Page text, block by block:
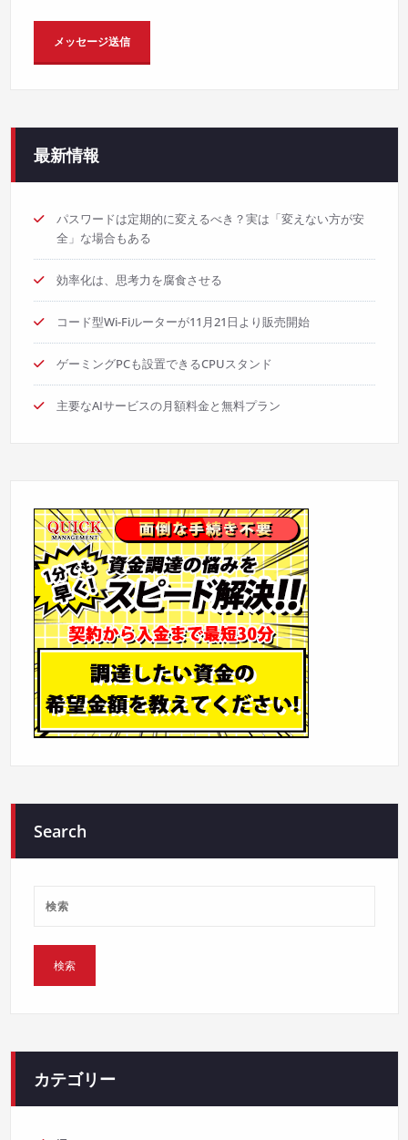
最新情報
パスワードは定期的に変えるべき？実は「変えない方が安
全」な場合もある
効率化は、思考力を腐食させる
コード型Wi-Fiルーターが11月21日より販売開始
ゲーミングPCも設置できるCPUスタンド
主要なAIサービスの月額料金と無料プラン
Search
カテゴリー